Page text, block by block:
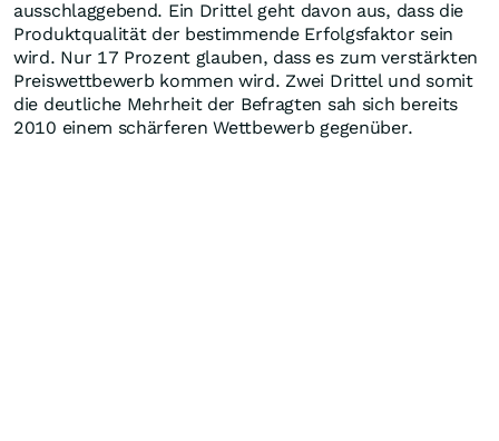
ausschlaggebend. Ein Drittel geht davon aus, dass die
Produktqualität der bestimmende Erfolgsfaktor sein
wird. Nur 17 Prozent glauben, dass es zum verstärkten
Preiswettbewerb kommen wird. Zwei Drittel und somit
die deutliche Mehrheit der Befragten sah sich bereits
2010 einem schärferen Wettbewerb gegenüber.